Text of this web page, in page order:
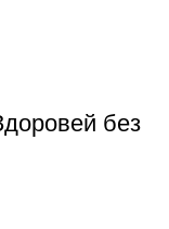
без